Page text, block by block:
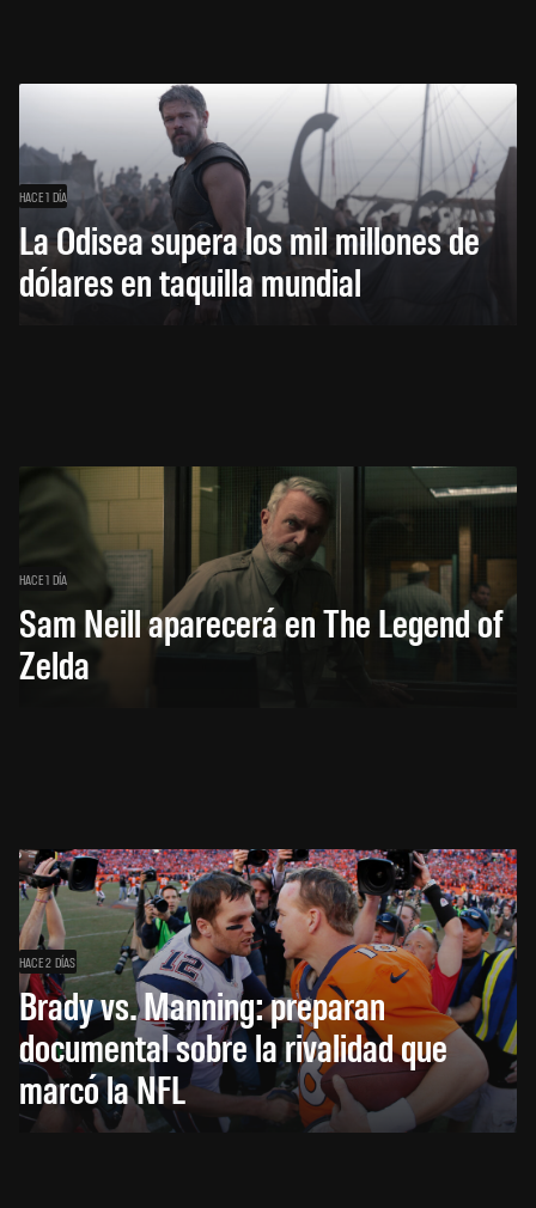
HACE 1 DÍA
La Odisea supera los mil millones de
dólares en taquilla mundial
HACE 1 DÍA
Sam Neill aparecerá en The Legend of
Zelda
HACE 2 DÍAS
Brady vs. Manning: preparan
documental sobre la rivalidad que
marcó la NFL